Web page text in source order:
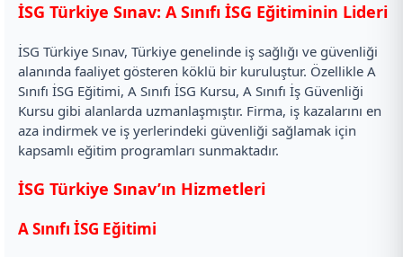
İSG Türkiye Sınav: A Sınıfı İSG Eğitiminin Lideri
İSG Türkiye Sınav, Türkiye genelinde iş sağlığı ve güvenliği
alanında faaliyet gösteren köklü bir kuruluştur. Özellikle A
Sınıfı İSG Eğitimi, A Sınıfı İSG Kursu, A Sınıfı İş Güvenliği
Kursu gibi alanlarda uzmanlaşmıştır. Firma, iş kazalarını en
aza indirmek ve iş yerlerindeki güvenliği sağlamak için
kapsamlı eğitim programları sunmaktadır.
İSG Türkiye Sınav’ın Hizmetleri
A Sınıfı İSG Eğitimi